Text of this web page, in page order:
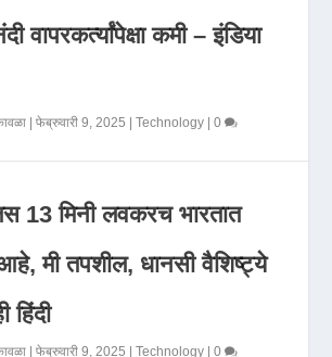
वापरकर्त्यांपेक्षा कमी – इंडिया
|फेब्रुवारी 9, 2025 |Technology |0
13 मिनी लवकरच भारतात
मी तपशील, धानसी वैशिष्ट्ये
हिंदी
|फेब्रुवारी 9, 2025 |Technology |0